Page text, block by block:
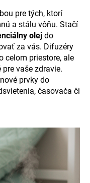
pre tých, ktorí
a stálu vôňu. Stačí
olej do
za vás. Difuzéry
celom priestore, ale
pre vaše zdravie.
prvky do
časovača či